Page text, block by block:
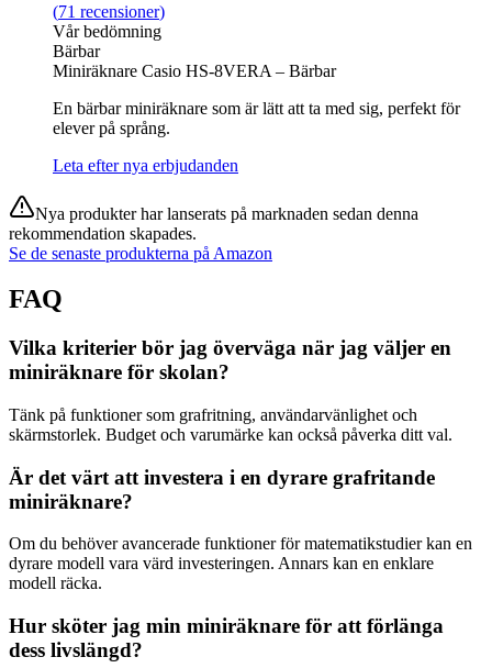
(71 recensioner)
Vår bedömning
Bärbar
Miniräknare Casio HS-8VERA – Bärbar
En bärbar miniräknare som är lätt att ta med sig, perfekt för
elever på språng.
Leta efter nya erbjudanden
Nya produkter har lanserats på marknaden sedan denna
rekommendation skapades.
Se de senaste produkterna på Amazon
FAQ
Vilka kriterier bör jag överväga när jag väljer en
miniräknare för skolan?
Tänk på funktioner som grafritning, användarvänlighet och
skärmstorlek. Budget och varumärke kan också påverka ditt val.
Är det värt att investera i en dyrare grafritande
miniräknare?
Om du behöver avancerade funktioner för matematikstudier kan en
dyrare modell vara värd investeringen. Annars kan en enklare
modell räcka.
Hur sköter jag min miniräknare för att förlänga
dess livslängd?